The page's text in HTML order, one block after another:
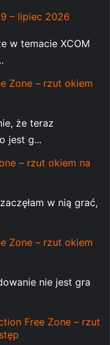
– lipiec 2026
w temacie XCOM
Zone – rzut okiem
że teraz
jest g...
– rzut okiem na
w nią grać,
Zone – rzut okiem
nie jest gra
Free Zone – rzut